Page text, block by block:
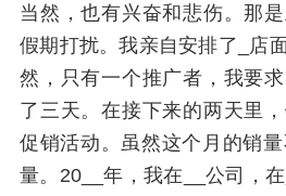
当然，也有兴奋和悲伤。那
假期打扰。我亲自安排了_店
然，只有一个推广者，我要
了三天。在接下来的两天里
促销活动。虽然这个月的销
量。20__年，我在__公司，